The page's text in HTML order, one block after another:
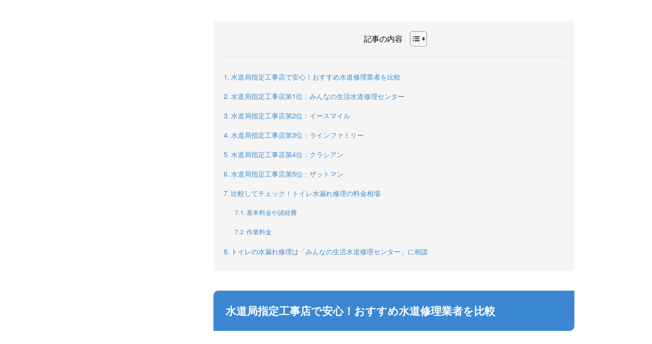
記事の内容
水道局指定工事店で安心！おすすめ水道修理業者を比較
水道局指定工事店第1位：みんなの生活水道修理センター
水道局指定工事店第2位：イースマイル
水道局指定工事店第3位：ラインファミリー
水道局指定工事店第4位：クラシアン
水道局指定工事店第5位：ザットマン
比較してチェック！トイレ水漏れ修理の料金相場
基本料金や諸経費
作業料金
トイレの水漏れ修理は「みんなの生活水道修理センター」に相談
水道局指定工事店で安心！おすすめ水道修理業者を比較